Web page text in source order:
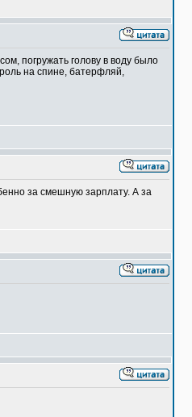
погружать голову в воду было
на спине, батерфляй,
за смешную зарплату. А за